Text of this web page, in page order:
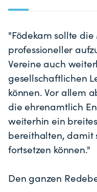
"Födekam sollte
professioneller
Vereine auch
gesellschaftlichen
können. Vor allem
die ehrenamtlich
weiterhin ein
bereithalten, damit
fortsetzen können."
Den ganzen